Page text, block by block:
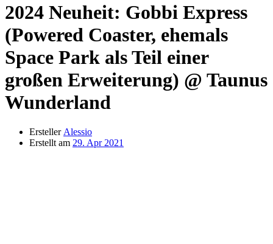
2024 Neuheit: Gobbi Express
(Powered Coaster, ehemals
Space Park als Teil einer
großen Erweiterung) @ Taunus
Wunderland
Ersteller Alessio
Erstellt am 29. Apr 2021